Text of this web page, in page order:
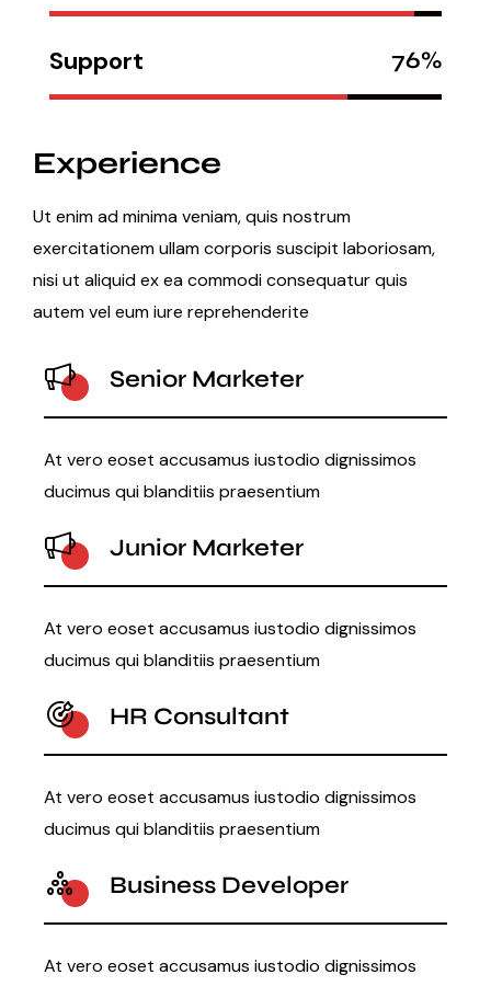
Support 76%
Experience
Ut enim ad minima veniam, quis nostrum
exercitationem ullam corporis suscipit laboriosam,
nisi ut aliquid ex ea commodi consequatur quis
autem vel eum iure reprehenderite
Senior Marketer
At vero eoset accusamus iustodio dignissimos
ducimus qui blanditiis praesentium
Junior Marketer
At vero eoset accusamus iustodio dignissimos
ducimus qui blanditiis praesentium
HR Consultant
At vero eoset accusamus iustodio dignissimos
ducimus qui blanditiis praesentium
Business Developer
At vero eoset accusamus iustodio dignissimos